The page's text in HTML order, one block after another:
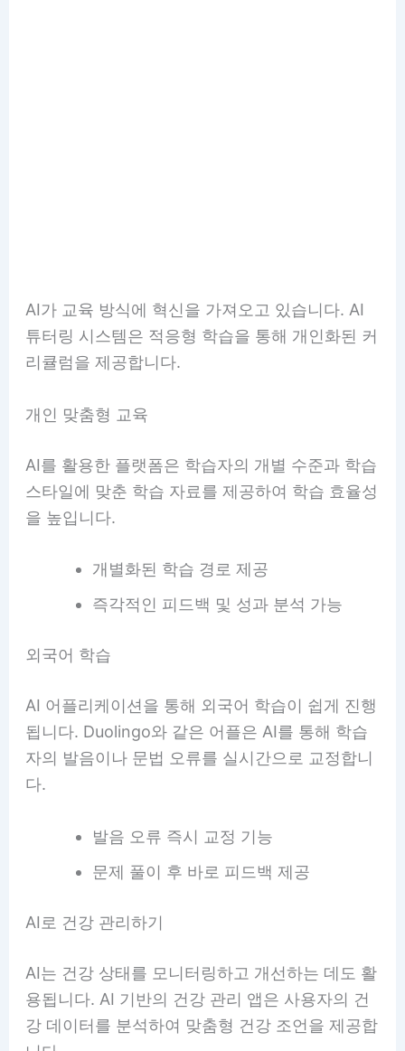
AI가 교육 방식에 혁신을 가져오고 있습니다. AI
튜터링 시스템은 적응형 학습을 통해 개인화된 커
리큘럼을 제공합니다.
개인 맞춤형 교육
AI를 활용한 플랫폼은 학습자의 개별 수준과 학습
스타일에 맞춘 학습 자료를 제공하여 학습 효율성
을 높입니다.
개별화된 학습 경로 제공
즉각적인 피드백 및 성과 분석 가능
외국어 학습
AI 어플리케이션을 통해 외국어 학습이 쉽게 진행
됩니다. Duolingo와 같은 어플은 AI를 통해 학습
자의 발음이나 문법 오류를 실시간으로 교정합니
다.
발음 오류 즉시 교정 기능
문제 풀이 후 바로 피드백 제공
AI로 건강 관리하기
AI는 건강 상태를 모니터링하고 개선하는 데도 활
용됩니다. AI 기반의 건강 관리 앱은 사용자의 건
강 데이터를 분석하여 맞춤형 건강 조언을 제공합